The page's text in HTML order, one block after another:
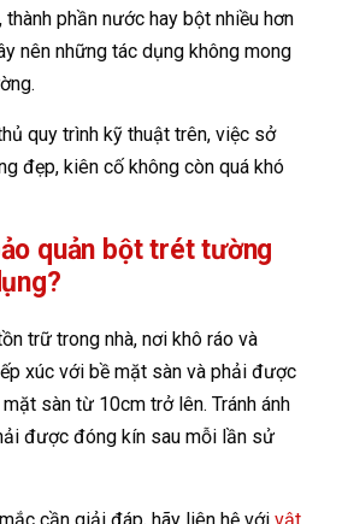
thành phần nước hay bột nhiều hơn
nên những tác dụng không mong
quy trình kỹ thuật trên, việc sở
đẹp, kiên cố không còn quá khó
quản bột trét tường
trữ trong nhà, nơi khô ráo và
xúc với bề mặt sàn và phải được
sàn từ 10cm trở lên. Tránh ánh
được đóng kín sau mỗi lần sử